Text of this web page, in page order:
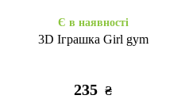
Є в наявності
3D Іграшка Girl gym
235 ₴